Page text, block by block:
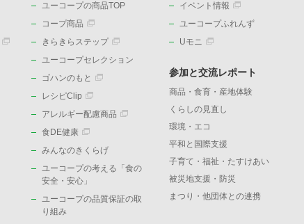
ユーコープの商品TOP
コープ商品
きらきらステップ
ユーコープセレクション
ゴハンのもと
レシピClip
アレルギー配慮商品
食DE健康
みんなのきくらげ
ユーコープの考える「食の
安全・安心」
ユーコープの品質保証の取
り組み
イベント情報
ユーコープふれんず
Uモニ
参加と交流レポート
商品・食育・産地体験
くらしの見直し
環境・エコ
平和と国際支援
子育て・福祉・たすけあい
被災地支援・防災
まつり・他団体との連携